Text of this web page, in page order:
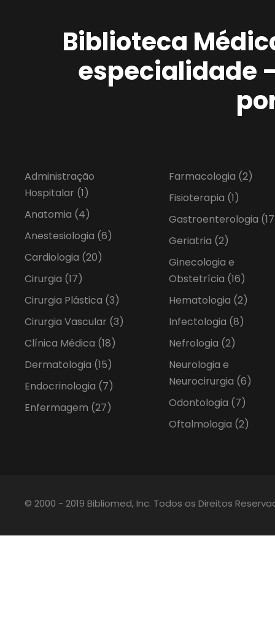
Biblioteca
especialidade
Administração
Hospitalar (1)
Anatomia (4)
Anestesiologia (6)
Cardiologia (20)
Cirurgia (17)
Cirurgia Plástica (3)
Cirurgia Vascular (3)
Clínica Médica (18)
Dermatologia (15)
Endocrinologia (7)
Enfermagem (27)
Farmacologia (2)
Fisioterapia (1)
Gastroenterologia
Geriatria (2)
Ginecologia e
Obstetrícia (16)
Hematologia (2)
Infectologia (8)
Nefrologia (2)
Neurologia e
Neurocirurgia (6)
Odontologia (7)
Oftalmologia (2)
© 2000 - 2019 Bibliomed, Inc. Todos os Direitos